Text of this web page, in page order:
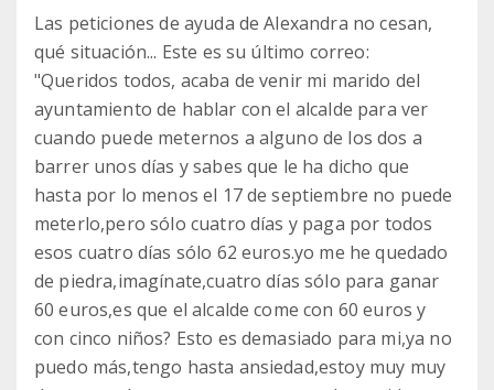
Las peticiones de ayuda de Alexandra no cesan,
qué situación... Este es su último correo:
"Queridos todos, acaba de venir mi marido del
ayuntamiento de hablar con el alcalde para ver
cuando puede meternos a alguno de los dos a
barrer unos días y sabes que le ha dicho que
hasta por lo menos el 17 de septiembre no puede
meterlo,pero sólo cuatro días y paga por todos
esos cuatro días sólo 62 euros.yo me he quedado
de piedra,imagínate,cuatro días sólo para ganar
60 euros,es que el alcalde come con 60 euros y
con cinco niños? Esto es demasiado para mi,ya no
puedo más,tengo hasta ansiedad,estoy muy muy